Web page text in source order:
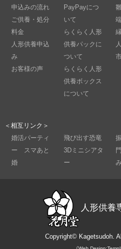
申込みの流れ
ご供養・処分
料金
人形供養申込
み
お客様の声
PayPayにつ
いて
らくらく人形
供養パックに
ついて
らくらく人形
供養ボックス
について
＜相互リンク＞
婚活パーティ
ー スマあと
婚
飛び出す恐竜
3Dミニシアタ
ー
み
人形供
Copyright© Kagetsudoh.